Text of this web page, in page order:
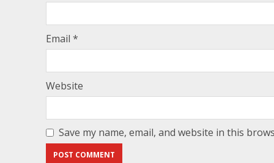
Email *
Website
Save my name, email, and website in this